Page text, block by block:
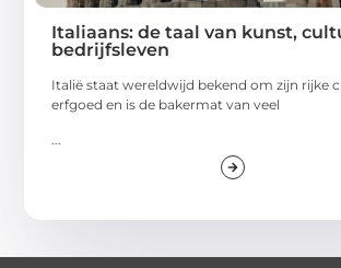
Italiaans: de taal van kunst,
bedrijfsleven
Italië staat wereldwijd bekend om zijn rijke
erfgoed en is de bakermat van veel
...